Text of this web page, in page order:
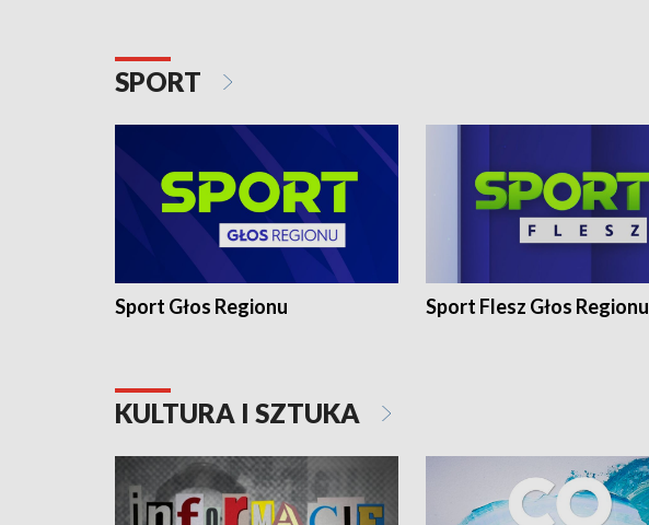
SPORT
Sport Głos Regionu Sport Flesz Głos Regionu
KULTURA I SZTUKA